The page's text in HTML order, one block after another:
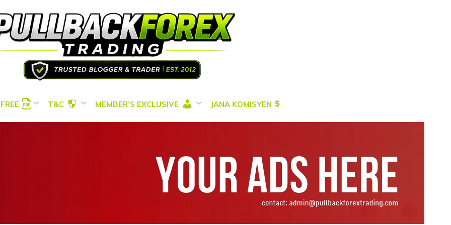
FREE T&C MEMBER’S EXCLUSIVE JANA KOMISYEN